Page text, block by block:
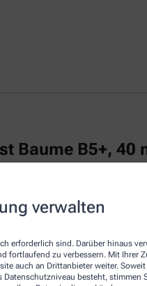
verwalten
erforderlich sind. Darüber hinaus
fortlaufend zu verbessern. Mit Ihrer
auch an Drittanbieter weiter. Soweit
Datenschutzniveau besteht, stimmen
Baume B5+, 40
CICAPLAST Baume
Das reparierende Balsam
sich durch eine
Haut am Körper, Gesicht
bezeichnet, wirkt